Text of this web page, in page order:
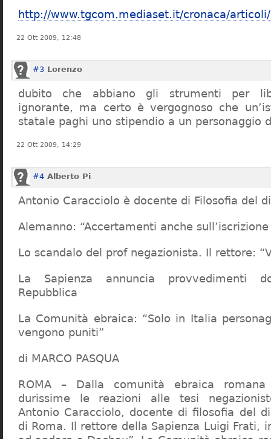
http://www.tgcom.mediaset.it/cronaca/
22 Ott 2009, 12:48
#3 Lorenzo
dubito che abbiano gli strumenti per
ignorante, ma certo è vergognoso che
statale paghi uno stipendio a un personaggio
22 Ott 2009, 14:29
#4 Alberto Pi
Antonio Caracciolo è docente di Filosofia del
Alemanno: “Accertamenti anche
Lo scandalo del prof negazionista. Il rettore:
La Sapienza annuncia provvedimenti
Repubblica
La Comunità ebraica: “Solo in Italia
vengono puniti”
di MARCO PASQUA
ROMA – Dalla comunità ebraica
durissime le reazioni alle tesi
Antonio Caracciolo, docente di filosofia del
di Roma. Il rettore della Sapienza Luigi Frati,